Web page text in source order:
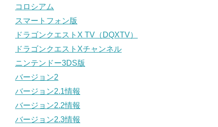
コロシアム
スマートフォン版
ドラゴンクエストX TV（DQXTV）
ドラゴンクエストXチャンネル
ニンテンドー3DS版
バージョン2
バージョン2.1情報
バージョン2.2情報
バージョン2.3情報